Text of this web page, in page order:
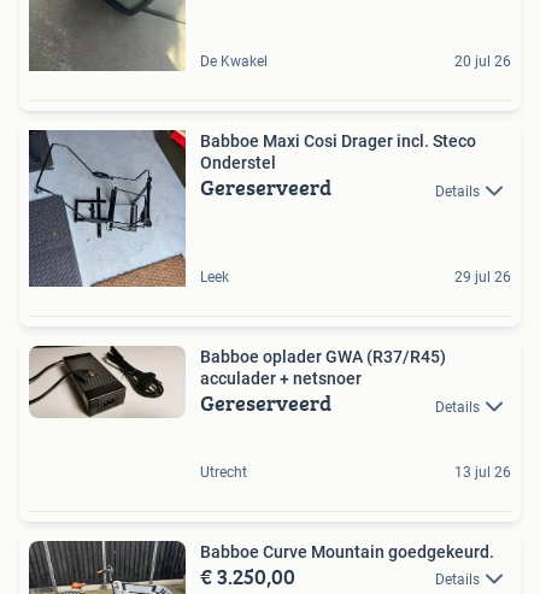
De Kwakel 20 jul 26
Babboe Maxi Cosi Drager incl. Steco
Onderstel
Gereserveerd Details
Leek 29 jul 26
Babboe oplader GWA (R37/R45)
acculader + netsnoer
Gereserveerd Details
Utrecht 13 jul 26
Babboe Curve Mountain goedgekeurd.
€ 3.250,00 Details